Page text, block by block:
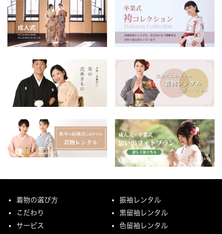
着物の選び方
こだわり
サービス
振袖レンタル
黒留袖レンタル
色留袖レンタル